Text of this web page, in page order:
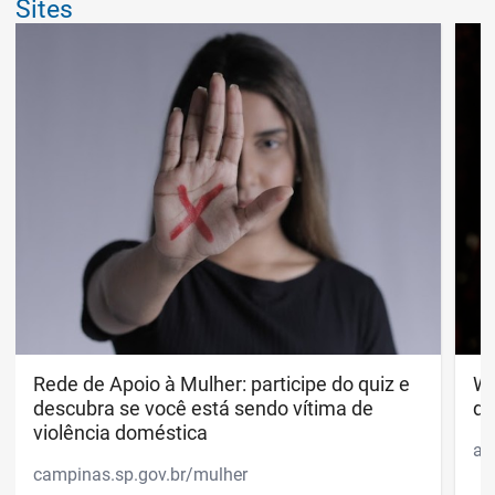
Sites
Rede de Apoio à Mulher: participe do quiz e
Rede de Apoio à Mulher: participe do quiz e
descubra se você está sendo vítima de
violência doméstica
campinas.sp.gov.br/mulher